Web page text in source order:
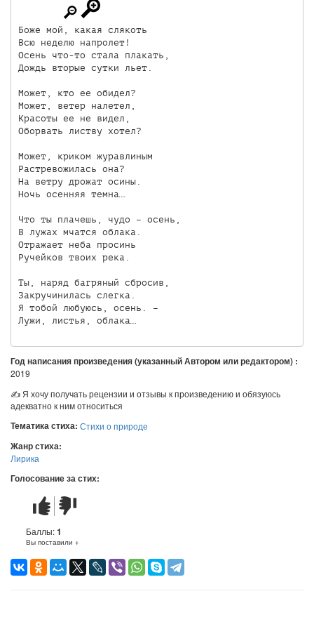
Боже мой, какая слякоть
Всю неделю напролет!
Осень что-то стала плакать,
Дождь вторые сутки льет.
Может, кто ее обидел?
Может, ветер налетел,
Красоты ее не видел,
Оборвать листву хотел?
Может, криком журавлиным
Растревожилась она?
На ветру дрожат осины.
Ночь осенняя темна…
Что ты плачешь, чудо – осень,
В лужах мчатся облака.
Отражает неба просинь
Ручейков твоих река.
Ты, наряд багряный сбросив,
Закручинилась слегка.
Я тобой любуюсь, осень. –
Год написания произведения (указанный Автором или редактором) :
2019
✍ Я хочу получать рецензии и отзывы к произведению и обязуюсь
адекватно к ним относиться
Тематика стиха: Стихи о природе
Жанр стиха:
Лирика
Голосование за стих:
Стих
понравился
Стих
не
понравился
Баллы:1
Вы поставили +